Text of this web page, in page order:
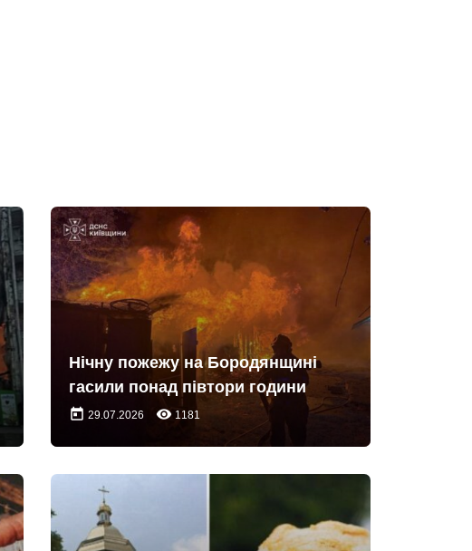
Нічну пожежу на Бородянщині
гасили понад півтори години
today 29.07.2026 remove_red_eye 1181